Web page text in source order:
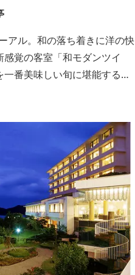
アル。和の落ち着きに洋の快
覚の客室「和モダンツイ
番美味しい旬に堪能する
グ」、更にはミキモト コス
ラ風呂」が誕生。